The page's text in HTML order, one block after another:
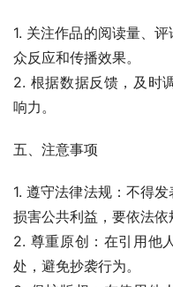
1. 关注作品的阅读量、
众反应和传播效果。
2. 根据数据反馈，及时
响力。
五、注意事项
1. 遵守法律法规：不得
损害公共利益，要依法依
2. 尊重原创：在引用他
处，避免抄袭行为。